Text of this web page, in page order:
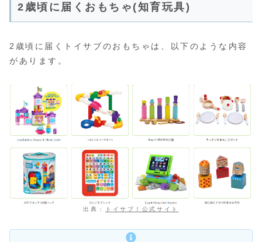
2歳頃に届くおもちゃ(知育玩具)
2歳頃に届くトイサブのおもちゃは、以下のような内容
があります。
出典： トイサブ！公式サイト